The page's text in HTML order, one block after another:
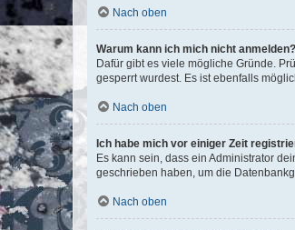
Nach oben
Warum kann ich mich nicht anmelden?
Dafür gibt es viele mögliche Gründe.
gesperrt wurdest. Es ist ebenfalls
Nach oben
Ich habe mich vor einiger Zeit
Es kann sein, dass ein Administrator
geschrieben haben, um die
Nach oben